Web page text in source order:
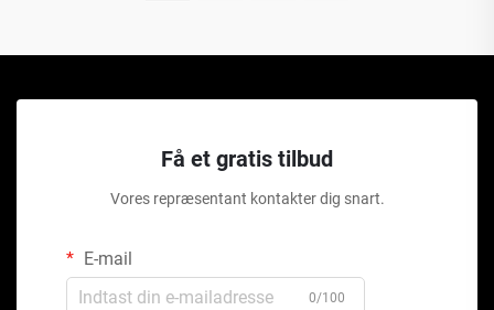
Få et gratis tilbud
Vores repræsentant kontakter dig snart.
E-mail
0/100